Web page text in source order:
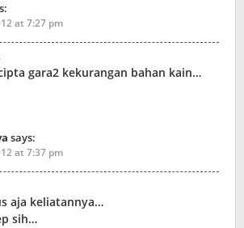
at 7:27 pm
gara2 kekurangan bahan kain…
says:
at 7:37 pm
aja keliatannya…
sih…